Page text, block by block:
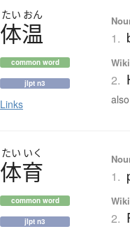
たい おん
体温
common word
jlpt n3
Links
1.
2.
たい いく
体育
common word
jlpt n3
1.
2.